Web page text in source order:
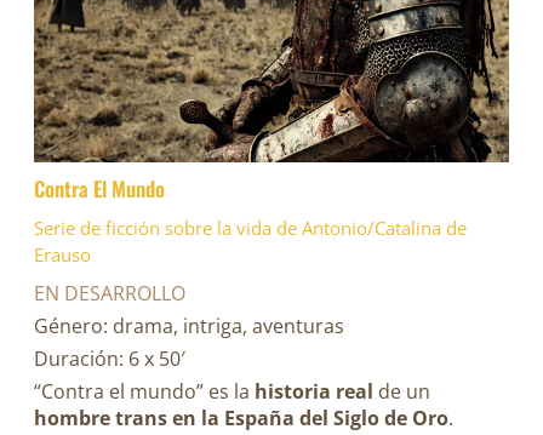
Contra El Mundo
Serie de ficción sobre la vida de Antonio/Catalina de
Erauso
EN DESARROLLO
Género: drama, intriga, aventuras
Duración: 6 x 50′
“Contra el mundo” es la historia real de un
hombre trans en la España del Siglo de Oro.